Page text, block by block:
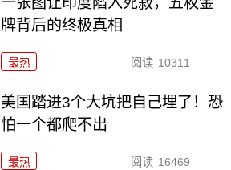
牌背后的终极真相
最热 阅读 10311
美国踏进3个大坑把自己埋了！恐
怕一个都爬不出
最热 阅读 16469